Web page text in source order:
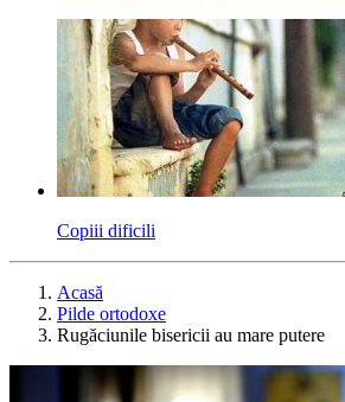
Copiii dificili
Acasă
Pilde ortodoxe
Rugăciunile bisericii au mare putere